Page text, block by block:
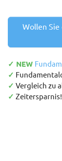
Wollen
✓ NEW
✓
✓ Vergleich zu
✓ Zeitersparnis!